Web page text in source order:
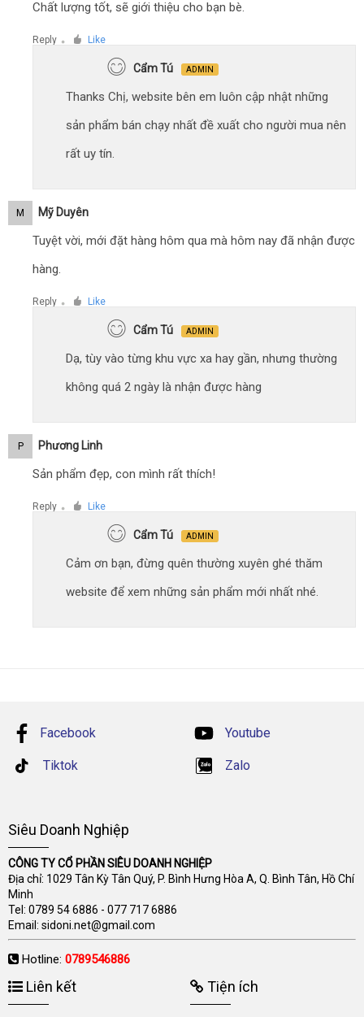
Chất lượng tốt, sẽ giới thiệu cho bạn bè.
Reply ● Like
Cẩm Tú ADMIN
Thanks Chị, website bên em luôn cập nhật những
sản phẩm bán chạy nhất đề xuất cho người mua nên
rất uy tín.
M Mỹ Duyên
Tuyệt vời, mới đặt hàng hôm qua mà hôm nay đã nhận được
hàng.
Reply ● Like
Cẩm Tú ADMIN
Dạ, tùy vào từng khu vực xa hay gần, nhưng thường
không quá 2 ngày là nhận được hàng
P Phương Linh
Sản phẩm đẹp, con mình rất thích!
Reply ● Like
Cẩm Tú ADMIN
Cảm ơn bạn, đừng quên thường xuyên ghé thăm
website để xem những sản phẩm mới nhất nhé.
Facebook Youtube
Tiktok Zalo
Siêu Doanh Nghiệp
CÔNG TY CỔ PHẦN SIÊU DOANH NGHIỆP
Địa chỉ: 1029 Tân Kỳ Tân Quý, P. Bình Hưng Hòa A, Q. Bình Tân, Hồ Chí
Minh
Tel: 0789 54 6886 - 077 717 6886
Email: sidoni.net@gmail.com
Hotline: 0789546886
Liên kết Tiện ích